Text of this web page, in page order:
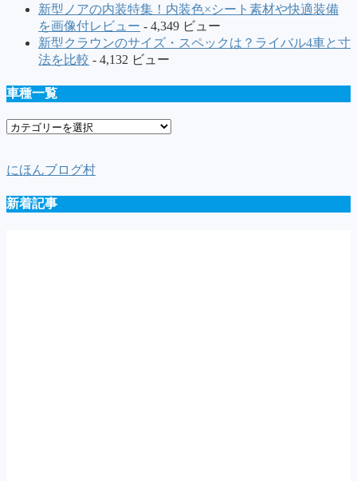
新型ノアの内装特集！内装色×シート素材や快適装備
を画像付レビュー - 4,349 ビュー
新型クラウンのサイズ・スペックは？ライバル4車と寸
法を比較 - 4,132 ビュー
車種一覧
車
覧
にほんブログ村
新着記事